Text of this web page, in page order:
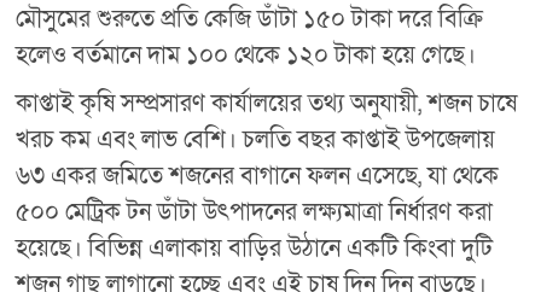
মৌসুমের শুরুতে প্রতি কেজি ডাঁটা ১৫০ টাকা দরে বিক্রি
হলেও বর্তমানে দাম ১০০ থেকে ১২০ টাকা হয়ে গেছে।
কাপ্তাই কৃষি সম্প্রসারণ কার্যালয়ের তথ্য অনুযায়ী, শজন চাষে
খরচ কম এবং লাভ বেশি। চলতি বছর কাপ্তাই উপজেলায়
৬৩ একর জমিতে শজনের বাগানে ফলন এসেছে, যা থেকে
৫০০ মেট্রিক টন ডাঁটা উৎপাদনের লক্ষ্যমাত্রা নির্ধারণ করা
হয়েছে। বিভিন্ন এলাকায় বাড়ির উঠানে একটি কিংবা দুটি
শজন গাছ লাগানো হচ্ছে এবং এই চাষ দিন দিন বাড়ছে।